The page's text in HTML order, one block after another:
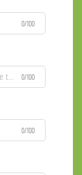
0/100
0/100
0/100